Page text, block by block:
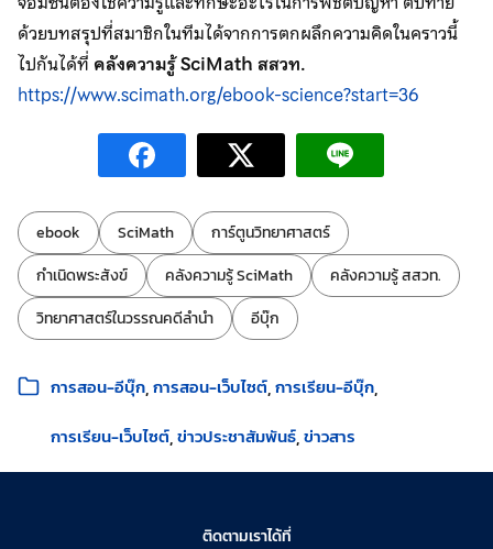
ด้วยบทสรุปที่สมาชิกในทีมได้จากการตกผลึกความคิดในคราวนี้
ไปกันได้ที่ คลังความรู้ SciMath สสวท.
https://www.scimath.org/ebook-science?start=36
ป้ายกำกับ:
ebook SciMath
การ์ตูนวิทยาศาสตร์
กำเนิดพระสังข์
คลังความรู้ SciMath
คลังความรู้ สสวท.
วิทยาศาสตร์ในวรรณคดีลำนำ
อีบุ๊ก
หมวดหมู่:
การสอน-อีบุ๊ก การสอน-เว็บไซต์ การเรียน-อีบุ๊ก
การเรียน-เว็บไซต์ ข่าวประชาสัมพันธ์ ข่าวสาร
ติดตามเราได้ที่